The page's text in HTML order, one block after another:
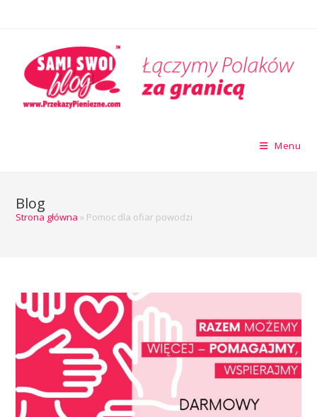
Menu
Blog
Strona główna » Pomoc dla ofiar powodzi